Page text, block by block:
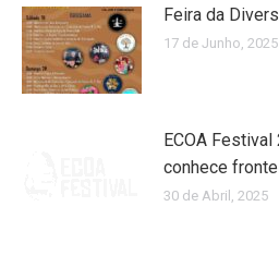
Feira da
17 de Junho, 2025
ECOA
conhece
30 de Abril, 2025